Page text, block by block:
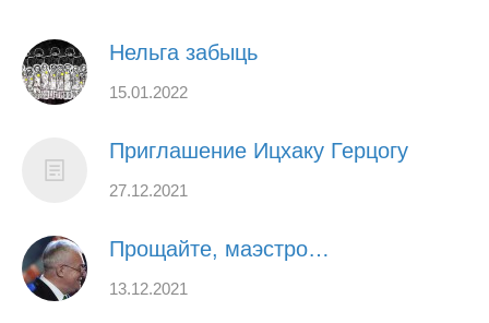
Нельга забыць
15.01.2022
Приглашение Ицхаку Герцогу
27.12.2021
Прощайте, маэстро…
13.12.2021